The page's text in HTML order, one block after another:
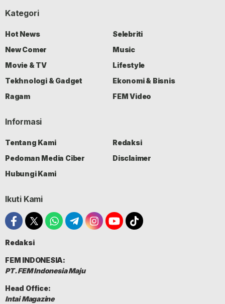
Kategori
Hot News
Selebriti
New Comer
Music
Movie & TV
Lifestyle
Tekhnologi & Gadget
Ekonomi & Bisnis
Ragam
FEM Video
Informasi
Tentang Kami
Redaksi
Pedoman Media Ciber
Disclaimer
Hubungi Kami
Ikuti Kami
Redaksi
FEM INDONESIA:
PT. FEM Indonesia Maju
Head Office:
Intai Magazine